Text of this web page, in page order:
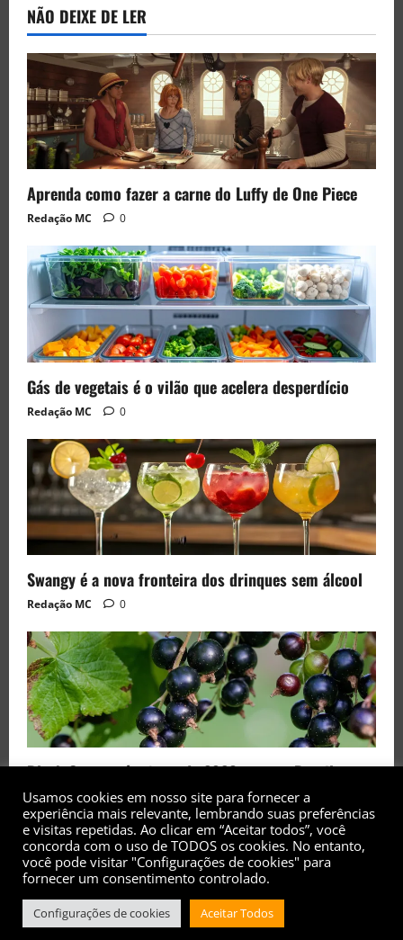
NÃO DEIXE DE LER
Aprenda como fazer a carne do Luffy de One Piece
Redação MC 0
Gás de vegetais é o vilão que acelera desperdício
Redação MC 0
Swangy é a nova fronteira dos drinques sem álcool
Redação MC 0
Black Currant é a fruta de 2026 rara no Brasil
Redação MC 0
Copyright© 2017 - 2026 - Todos os direitos
Usamos cookies em nosso site para fornecer a
experiência mais relevante, lembrando suas preferências
e visitas repetidas. Ao clicar em “Aceitar todos”, você
concorda com o uso de TODOS os cookies. No entanto,
você pode visitar "Configurações de cookies" para
fornecer um consentimento controlado.
Configurações de cookies Aceitar Todos